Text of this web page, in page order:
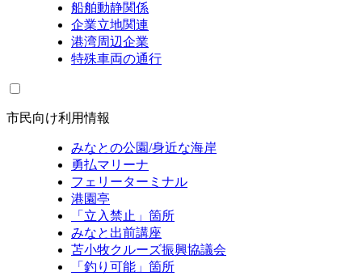
船舶動静関係
企業立地関連
港湾周辺企業
特殊車両の通行
市民向け利用情報
みなとの公園/身近な海岸
勇払マリーナ
フェリーターミナル
港園亭
「立入禁止」箇所
みなと出前講座
苫小牧クルーズ振興協議会
「釣り可能」箇所